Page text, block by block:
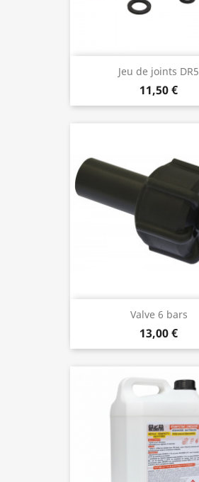
Jeu de joints DR5
11,50 €
Valve 6 bars
13,00 €